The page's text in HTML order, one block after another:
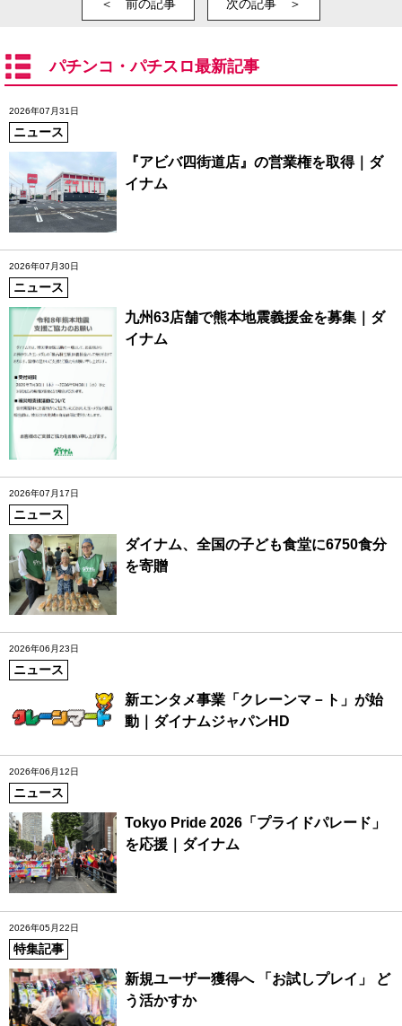
＜ 前の記事 次の記事 ＞
パチンコ・パチスロ最新記事
2026年07月31日
ニュース
『アビバ四街道店』の営業権を取得｜ダ
イナム
2026年07月30日
ニュース
九州63店舗で熊本地震義援金を募集｜ダ
イナム
2026年07月17日
ニュース
ダイナム、全国の子ども食堂に6750食分
を寄贈
2026年06月23日
ニュース
新エンタメ事業「クレーンマ－ト」が始
動｜ダイナムジャパンHD
2026年06月12日
ニュース
Tokyo Pride 2026「プライドパレード」
を応援｜ダイナム
2026年05月22日
特集記事
新規ユーザー獲得へ 「お試しプレイ」 ど
う活かすか